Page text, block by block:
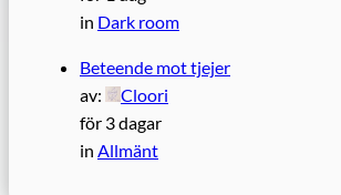
in Dark room
Beteende mot tjejer
av:
Cloori
för 3 dagar
in Allmänt